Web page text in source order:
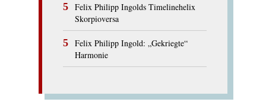
Felix Philipp Ingolds Timelinehelix
Skorpioversa
Felix Philipp Ingold: „Gekriegte“
Harmonie